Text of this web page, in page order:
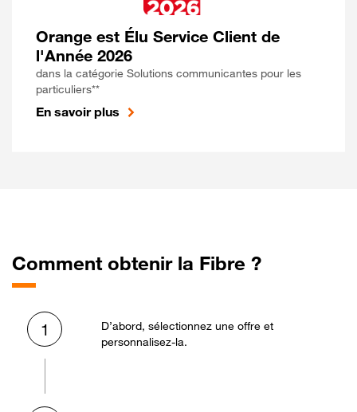
Orange est Élu Service Client de
l'Année 2026
dans la catégorie Solutions communicantes pour les
particuliers**
En savoir plus
Comment obtenir la Fibre ?
1
D’abord, sélectionnez une offre et
personnalisez-la.